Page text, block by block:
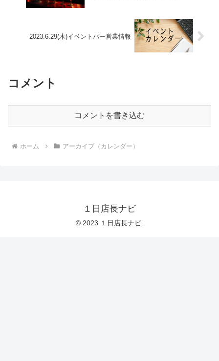
2023.6.29(木)イベントバー営業情報
コメント
コメントを書き込む
ホーム アーカイブ（カレンダー）
１日店長ナビ
© 2023 １日店長ナビ.